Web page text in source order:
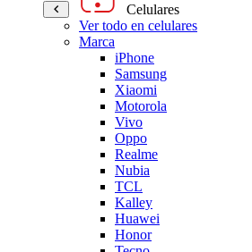
Celulares
Ver todo en celulares
Marca
iPhone
Samsung
Xiaomi
Motorola
Vivo
Oppo
Realme
Nubia
TCL
Kalley
Huawei
Honor